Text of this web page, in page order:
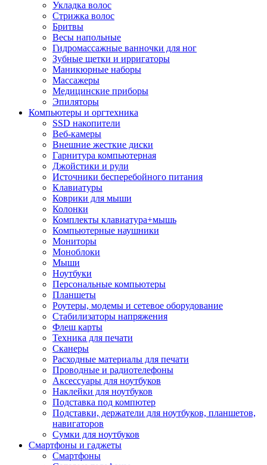
Укладка волос
Стрижка волос
Бритвы
Весы напольные
Гидромассажные ванночки для ног
Зубные щетки и ирригаторы
Маникюрные наборы
Массажеры
Медицинские приборы
Эпиляторы
Компьютеры и оргтехника
SSD накопители
Веб-камеры
Внешние жесткие диски
Гарнитура компьютерная
Джойстики и рули
Источники бесперебойного питания
Клавиатуры
Коврики для мыши
Колонки
Комплекты клавиатура+мышь
Компьютерные наушники
Мониторы
Моноблоки
Мыши
Ноутбуки
Персональные компьютеры
Планшеты
Роутеры, модемы и сетевое оборудование
Стабилизаторы напряжения
Флеш карты
Техника для печати
Сканеры
Расходные материалы для печати
Проводные и радиотелефоны
Аксессуары для ноутбуков
Наклейки для ноутбуков
Подставка под компютер
Подставки, держатели для ноутбуков, планшетов,
навигаторов
Сумки для ноутбуков
Смартфоны и гаджеты
Смартфоны